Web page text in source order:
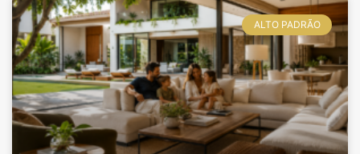
ALTO PADRÃO